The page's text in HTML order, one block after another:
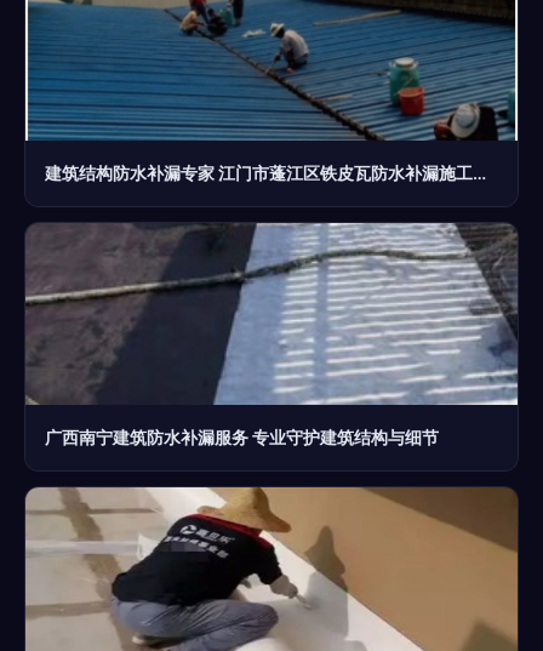
建筑结构防水补漏专家 江门市蓬江区铁皮瓦防水补漏施工公司技术解析
广西南宁建筑防水补漏服务 专业守护建筑结构与细节